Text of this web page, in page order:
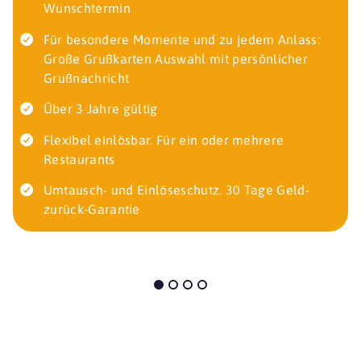
Wunschtermin
Für besondere Momente und zu jedem Anlass:
Große Grußkarten Auswahl mit persönlicher
Grußnachricht
Über 3 Jahre gültig
Flexibel einlösbar. Für ein oder mehrere
Restaurants
Umtausch- und Einlöseschutz. 30 Tage Geld-
zurück-Garantie